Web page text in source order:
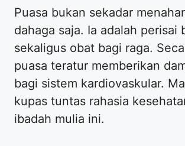
Puasa bukan sekadar
dahaga saja. Ia adalah perisai
sekaligus obat bagi raga.
puasa teratur memberikan
bagi sistem kardiovaskular.
kupas tuntas rahasia
ibadah mulia ini.